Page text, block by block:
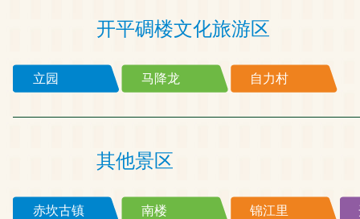
开平碉楼文化旅游区
立园 马降龙 自力村
其他景区
赤坎古镇 南楼 锦江里